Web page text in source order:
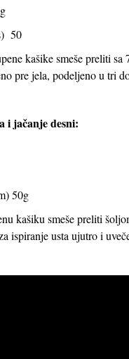
) 50
kašike smeše preliti
pre jela, podeljeno u tri
i jačanje desni:
) 50g
kašiku smeše preliti
ispiranje usta ujutro i